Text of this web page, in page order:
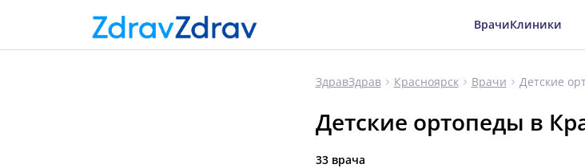
ВрачиКлиники
ЗдравЗдрав Красноярск Врачи Детские
Детские ортопеды в
33 врача